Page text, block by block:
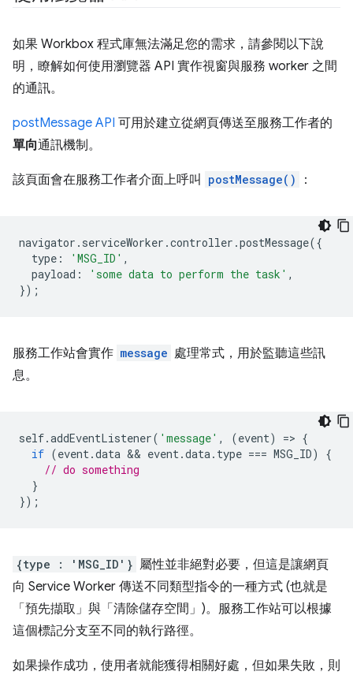
如果 Workbox 程式庫無法滿足您的需求，請參閱以下說
明，瞭解如何使用瀏覽器 API 實作視窗與服務 worker 之間
的通訊。
postMessage API 可用於建立從網頁傳送至服務工作者的
單向通訊機制。
該頁面會在服務工作者介面上呼叫 postMessage() ：
navigator . serviceWorker .controller .postMessage({
type : 'MSG_ID' ,
payload : 'some data to perform the task' ,
});
服務工作站會實作 message 處理常式，用於監聽這些訊
息。
self.addEventListener( 'message' , (event) => {
if (event.data && event.data. type === MSG_ID)
{
// do something
}
});
{type : 'MSG_ID'} 屬性並非絕對必要，但這是讓網頁
向 Service Worker 傳送不同類型指令的一種方式 (也就是
「預先擷取」與「清除儲存空間」)。服務工作站可以根據
這個標記分支至不同的執行路徑。
如果操作成功，使用者就能獲得相關好處，但如果失敗，則